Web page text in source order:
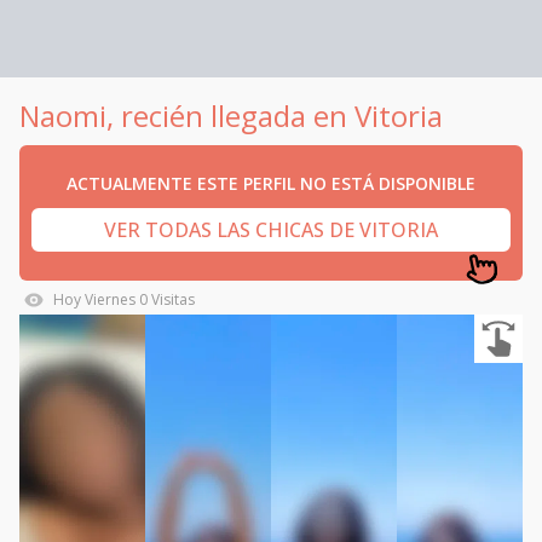
Naomi, recién llegada en Vitoria
ACTUALMENTE ESTE PERFIL NO ESTÁ DISPONIBLE
VER TODAS LAS CHICAS DE VITORIA
HoyViernes 0Visitas